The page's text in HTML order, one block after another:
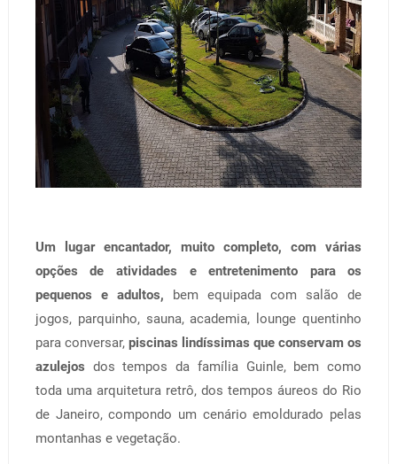
Um lugar encantador, muito completo, com várias
opções de atividades e entretenimento para os
pequenos e adultos, bem equipada com salão de
jogos, parquinho, sauna, academia, lounge quentinho
para conversar, piscinas lindíssimas que conservam os
azulejos dos tempos da família Guinle, bem como
toda uma arquitetura retrô, dos tempos áureos do Rio
de Janeiro, compondo um cenário emoldurado pelas
montanhas e vegetação.